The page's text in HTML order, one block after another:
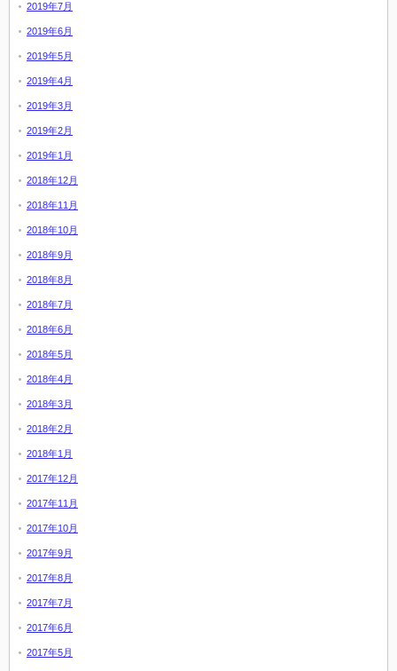
2019年7月
2019年6月
2019年5月
2019年4月
2019年3月
2019年2月
2019年1月
2018年12月
2018年11月
2018年10月
2018年9月
2018年8月
2018年7月
2018年6月
2018年5月
2018年4月
2018年3月
2018年2月
2018年1月
2017年12月
2017年11月
2017年10月
2017年9月
2017年8月
2017年7月
2017年6月
2017年5月